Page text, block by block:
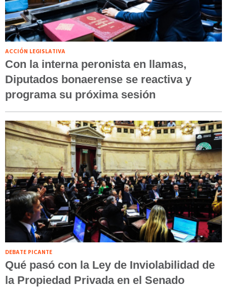
ACCIÓN LEGISLATIVA
Con la interna peronista en llamas,
Diputados bonaerense se reactiva y
programa su próxima sesión
DEBATE PICANTE
Qué pasó con la Ley de Inviolabilidad de
la Propiedad Privada en el Senado